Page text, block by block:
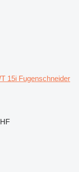
15i Fugenschneider